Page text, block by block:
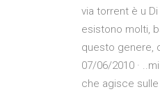
via torrent è u
esistono molti,
questo genere,
07/06/2010 ·
che agisce